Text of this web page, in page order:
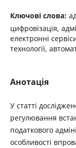
Ключові слова:
цифровізація,
електронні
технології,
Анотація
У статті
регулювання
податкового
особливості